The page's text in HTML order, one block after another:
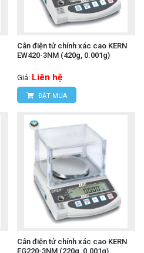
Cân điện tử chính xác cao KERN
EW420-3NM (420g, 0.001g)
Giá: Liên hệ
ĐẶT MUA
Cân điện tử chính xác cao KERN
EG220-3NM (220g, 0.001g)